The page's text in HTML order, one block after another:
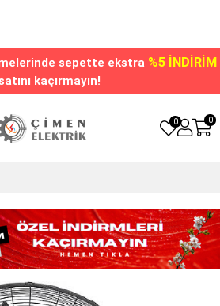
sepette ekstra %5 İNDİRİM
kaçırmayın!
0
0